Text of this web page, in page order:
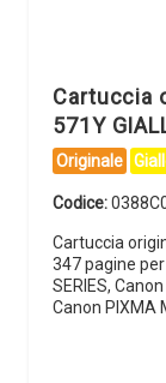
Cartuccia
571Y
Originale
Codice:
Cartuccia
347 pagine
SERIES,
Canon PIXMA